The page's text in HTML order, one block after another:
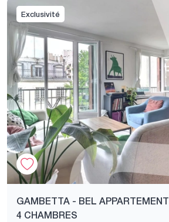
Exclusivité
GAMBETTA - BEL
4 CHAMBRES